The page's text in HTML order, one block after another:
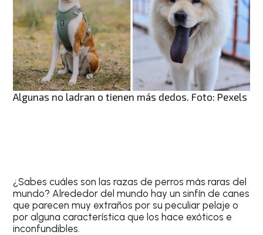
Algunas no ladran o tienen más dedos. Foto: Pexels
¿Sabes cuáles son las razas de perros más raras del
mundo? Alrededor del mundo hay un sinfín de canes
que parecen muy extraños por su peculiar pelaje o
por alguna característica que los hace exóticos e
inconfundibles.